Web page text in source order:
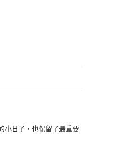
小日子，也保留了最重要